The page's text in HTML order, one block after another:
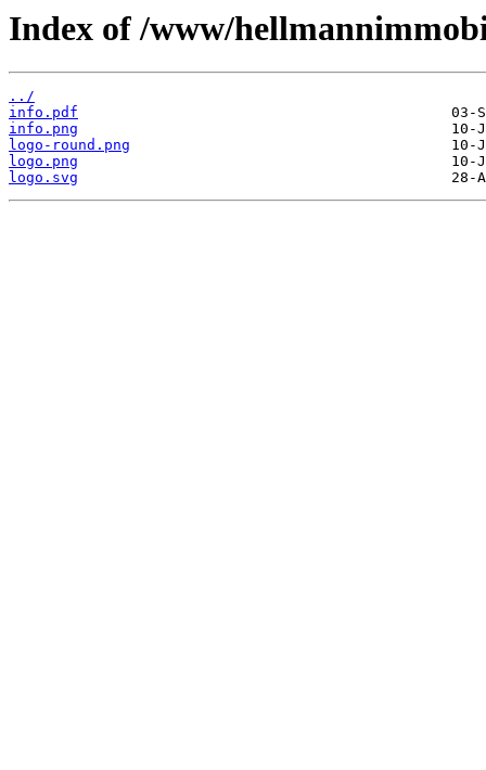
Index of /www/
../
info.pdf
info.png
logo-round.png
logo.png
logo.svg